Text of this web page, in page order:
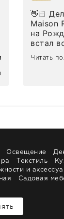
👋🏻 Делюсь впечатлениями от покупки сиропов
Maison Routin 1883
на
встал
решила
колы
да еще
и
доставкой в московскую область,
Читать
Освещение
Текстиль
и
Садовая